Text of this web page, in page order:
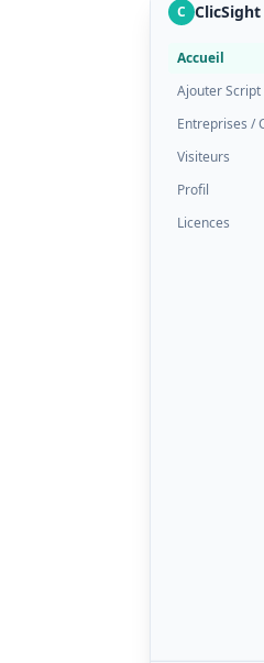
C ClicSight
Accueil
Ajouter Script
Entreprises /
Visiteurs
Profil
Licences